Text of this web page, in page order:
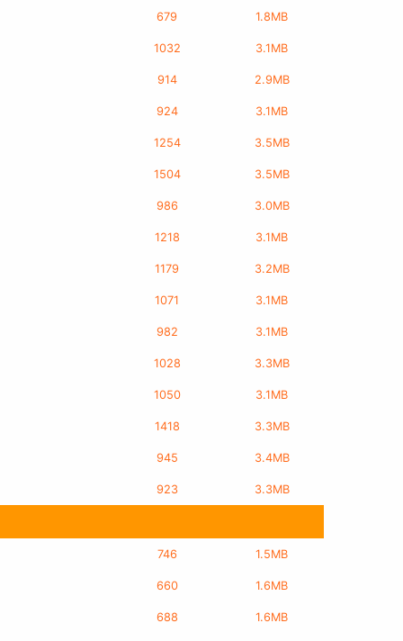
679 1.8MB
1032 3.1MB
914 2.9MB
924 3.1MB
1254 3.5MB
1504 3.5MB
986 3.0MB
1218 3.1MB
1179 3.2MB
1071 3.1MB
982 3.1MB
1028 3.3MB
1050 3.1MB
1418 3.3MB
945 3.4MB
923 3.3MB
746 1.5MB
660 1.6MB
688 1.6MB